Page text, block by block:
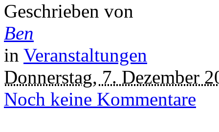
Geschrieben von
Ben
in Veranstaltungen
Donnerstag, 7. Dezember
Noch keine Kommentare